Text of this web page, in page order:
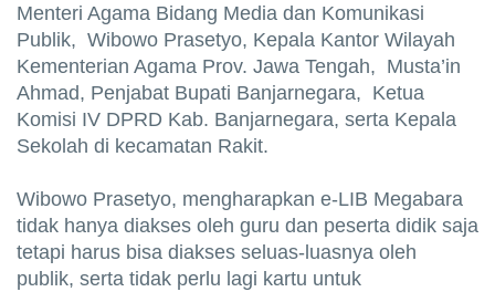
Menteri Agama Bidang Media dan Komunikasi
Publik, Wibowo Prasetyo, Kepala Kantor Wilayah
Kementerian Agama Prov. Jawa Tengah, Musta’in
Ahmad, Penjabat Bupati Banjarnegara, Ketua
Komisi IV DPRD Kab. Banjarnegara, serta Kepala
Sekolah di kecamatan Rakit.
Wibowo Prasetyo, mengharapkan e-LIB Megabara
tidak hanya diakses oleh guru dan peserta didik saja
tetapi harus bisa diakses seluas-luasnya oleh
publik, serta tidak perlu lagi kartu untuk